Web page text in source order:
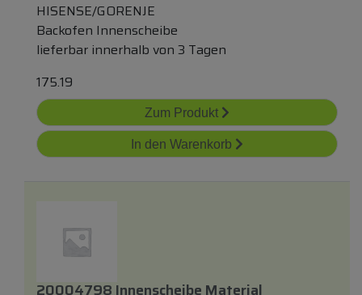
HISENSE/GORENJE
Backofen Innenscheibe
lieferbar innerhalb von 3 Tagen
175.19
Zum Produkt
In den Warenkorb